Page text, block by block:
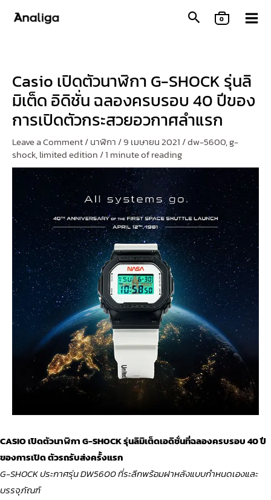
0
Casio เปิดตัวนาฬิกา G-SHOCK รุ่นลิ
มิเต็ด อิดิชั่น ฉลองครบรอบ 40 ปีของ
การเปิดตัวกระสวยอวกาศลำแรก
Leave a Comment/นาฬิกา /9 เมษายน 2021 /dw-5600,g-
shock,limited edition /1 minute of reading
CASIO เปิดตัวนาฬิกา G-SHOCK รุ่นลิมิเต็ดเอดิชั่นที่ฉลองครบรอบ 40 ปี
ของการเปิด ตัวรถรับส่งครั้งแรก
G-SHOCK ประกาศรุ่น DW5600 ที่ระลึกพร้อมฝาหลังแบบกำหนดเองและ
บรรจุภัณฑ์